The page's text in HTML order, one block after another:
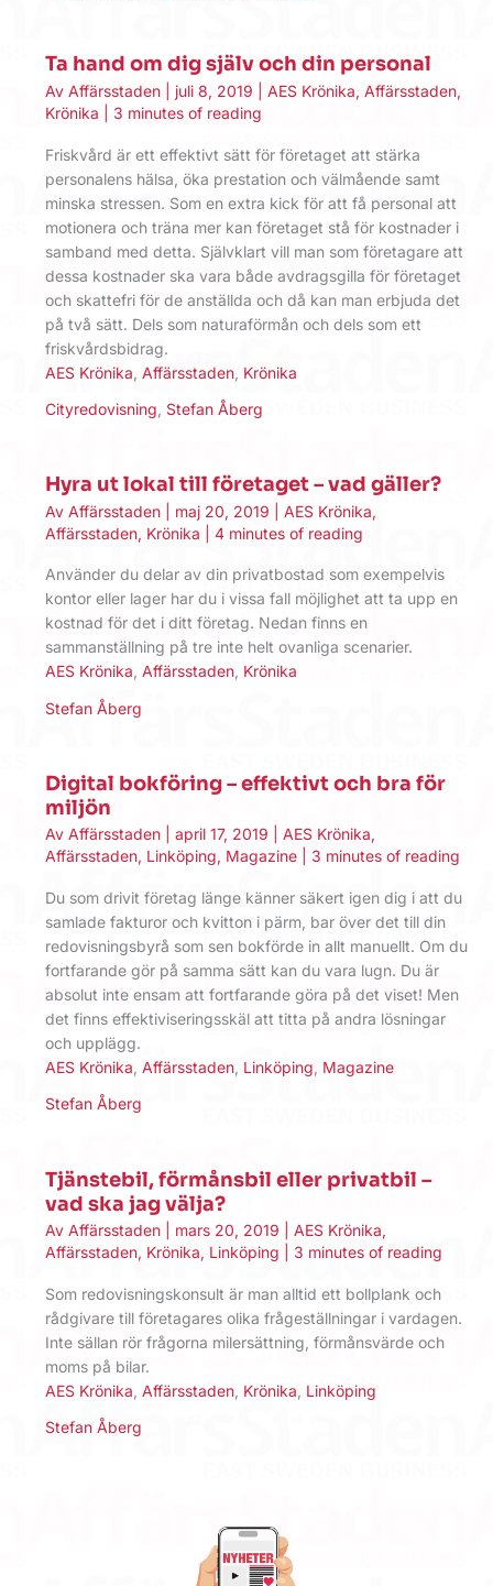
Ta hand om dig själv och din personal
Av Affärsstaden juli 8, 2019 AES Krönika, Affärsstaden,
Krönika
3 minutes of reading
Friskvård är ett effektivt sätt för företaget att stärka
personalens hälsa, öka prestation och välmående samt
minska stressen. Som en extra kick för att få personal att
motionera och träna mer kan företaget stå för kostnader i
samband med detta. Självklart vill man som företagare att
dessa kostnader ska vara både avdragsgilla för företaget
och skattefri för de anställda och då kan man erbjuda det
på två sätt. Dels som naturaförmån och dels som ett
friskvårdsbidrag.
AES Krönika Affärsstaden Krönika
Cityredovisning Stefan Åberg
Hyra ut lokal till företaget – vad gäller?
Av Affärsstaden maj 20, 2019 AES Krönika,
Affärsstaden, Krönika 4 minutes of reading
Använder du delar av din privatbostad som exempelvis
kontor eller lager har du i vissa fall möjlighet att ta upp en
kostnad för det i ditt företag. Nedan finns en
sammanställning på tre inte helt ovanliga scenarier.
AES Krönika, Affärsstaden, Krönika
Stefan Åberg
Digital bokföring – effektivt och bra för
miljön
Av Affärsstaden april 17, 2019 AES Krönika,
Affärsstaden, Linköping, Magazine 3 minutes of reading
Du som drivit företag länge känner säkert igen dig i att du
samlade fakturor och kvitton i pärm, bar över det till din
redovisningsbyrå som sen bokförde in allt manuellt. Om du
fortfarande gör på samma sätt kan du vara lugn. Du är
absolut inte ensam att fortfarande göra på det viset! Men
det finns effektiviseringsskäl att titta på andra lösningar
och upplägg.
AES Krönika Affärsstaden Linköping Magazine
Stefan Åberg
Tjänstebil, förmånsbil eller privatbil –
vad ska jag välja?
Av Affärsstaden mars 20, 2019 AES Krönika,
Affärsstaden, Krönika, Linköping 3 minutes of reading
Som redovisningskonsult är man alltid ett bollplank och
rådgivare till företagares olika frågeställningar i vardagen.
Inte sällan rör frågorna milersättning, förmånsvärde och
moms på bilar.
AES Krönika Affärsstaden Krönika Linköping
Stefan Åberg